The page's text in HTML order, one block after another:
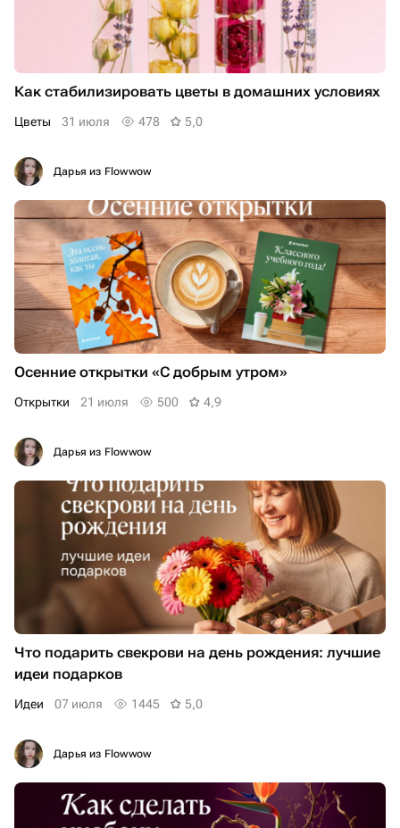
Как стабилизировать цветы в домашних условиях
Цветы 31 июля 478 5,0
Дарья из Flowwow
Осенние открытки «С добрым утром»
Открытки 21 июля 500 4,9
Дарья из Flowwow
Что подарить свекрови на день рождения: лучшие
идеи подарков
Идеи 07 июля 1445 5,0
Дарья из Flowwow